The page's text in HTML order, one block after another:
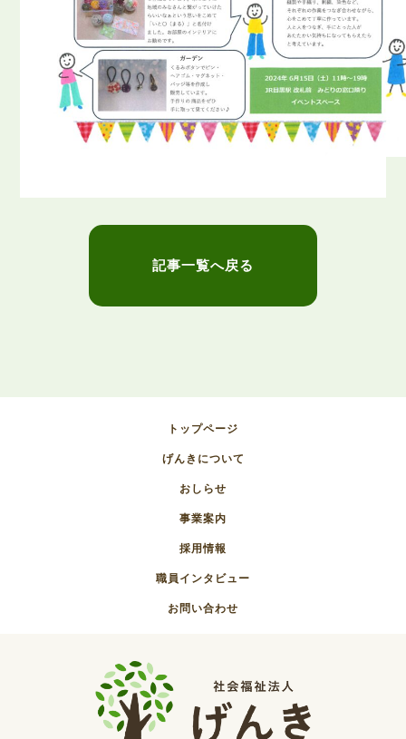
記事一覧へ戻る
トップページ
げんきについて
おしらせ
事業案内
採用情報
職員インタビュー
お問い合わせ